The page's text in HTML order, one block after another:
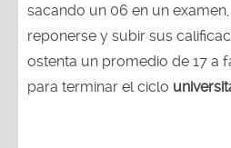
sacando un 06 en un
reponerse y subir sus
ostenta un promedio de 17 a
para terminar el ciclo